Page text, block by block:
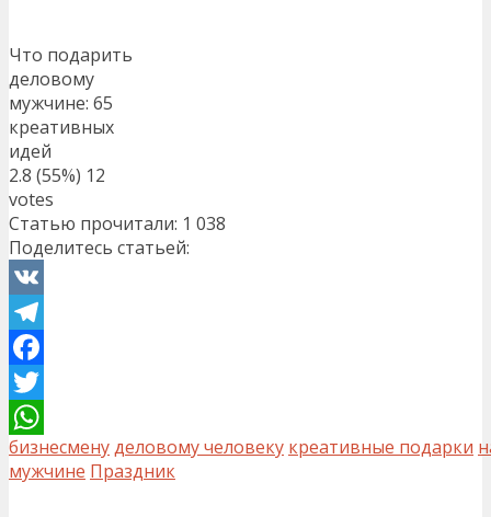
Что подарить
деловому
мужчине: 65
креативных
идей
2.8 (55%) 12
votes
Статью прочитали: 1 038
Поделитесь статьей:
VK
Telegram
Facebook
Twitter
WhatsApp
бизнесменуделовому человеку креативные подарки
мужчине Праздник